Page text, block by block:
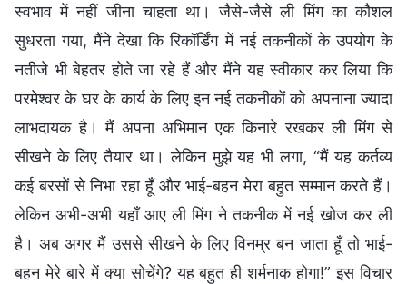
स्वभाव में नहीं जीना चाहता था। जैसे-जैसे ली मिंग का कौशल
सुधरता गया, मैंने देखा कि रिकॉर्डिंग में नई तकनीकों के उपयोग के
नतीजे भी बेहतर होते जा रहे हैं और मैंने यह स्वीकार कर लिया कि
परमेश्वर के घर के कार्य के लिए इन नई तकनीकों को अपनाना ज्यादा
लाभदायक है। मैं अपना अभिमान एक किनारे रखकर ली मिंग से
सीखने के लिए तैयार था। लेकिन मुझे यह भी लगा, “मैं यह कर्तव्य
कई बरसों से निभा रहा हूँ और भाई-बहन मेरा बहुत सम्मान करते हैं।
लेकिन अभी-अभी यहाँ आए ली मिंग ने तकनीक में नई खोज कर ली
है। अब अगर मैं उससे सीखने के लिए विनम्र बन जाता हूँ तो भाई-
बहन मेरे बारे में क्या सोचेंगे? यह बहुत ही शर्मनाक होगा!” इस विचार